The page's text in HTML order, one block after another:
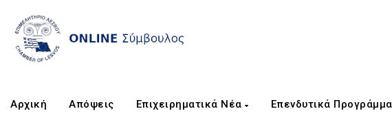
Αρχική Απόψεις Επιχειρηματικά Νέα Επενδυτικά